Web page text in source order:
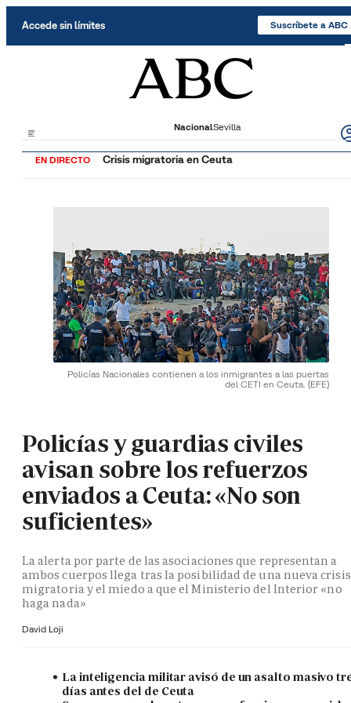
Accede sin límites Suscríbete a ABC
NacionalSevilla
EN DIRECTO Crisis migratoria en Ceuta
Policías Nacionales contienen a los inmigrantes a las puertas
del CETI en Ceuta. (EFE)
Policías y guardias civiles
avisan sobre los refuerzos
enviados a Ceuta: «No son
suficientes»
La alerta por parte de las asociaciones que representan a
ambos cuerpos llega tras la posibilidad de una nueva crisis
migratoria y el miedo a que el Ministerio del Interior «no
haga nada»
David Loji
La inteligencia militar avisó de un asalto masivo
días antes del de Ceuta